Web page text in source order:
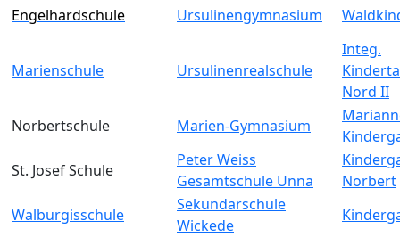
Engelhardschule
Ursulinengymnasium
Marienschule Ursulinenrealschule
Integ.
Nord II
Norbertschule
Marien-Gymnasium
St. Josef Schule
Peter Weiss
Gesamtschule Unna
Norbert
Walburgisschule
Sekundarschule
Wickede